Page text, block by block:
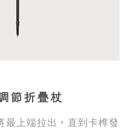
節折疊杖
最上端拉出 ， 直到卡榫發